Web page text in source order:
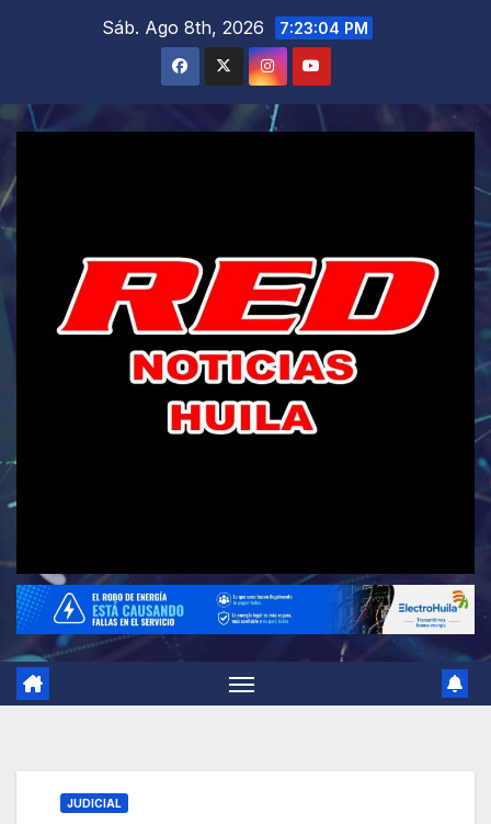
Sáb. Ago 8th, 2026 7:23:05 PM
JUDICIAL